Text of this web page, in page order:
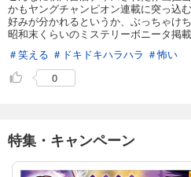
かもヤングチャンピオン連載に突っ込
好みが分かれるというか、ぶっちゃけ
昭和末くらいのミステリーボニータ掲
＃笑える ＃ドキドキハラハラ ＃怖い
0
特集・キャンペーン